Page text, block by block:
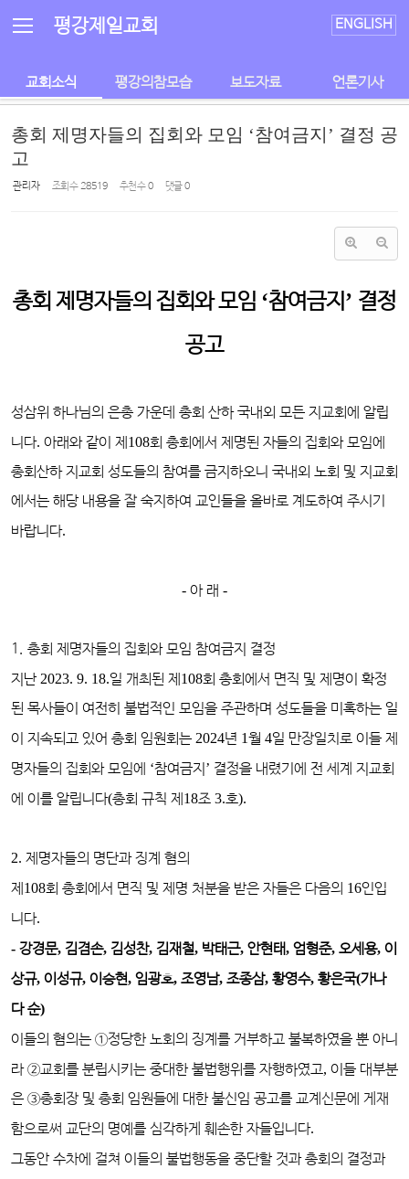
평강제일교회 ENGLISH
교회소식 평강의참모습 보도자료 언론기사
총회 제명자들의 집회와 모임 ‘참여금지’ 결정 공
고
관리자 조회 수28519 추천 수0 댓글0
총회 제명자들의 집회와 모임 ‘참여금지 ’ 결정
공고
성삼위 하나님의 은총 가운데 총회 산하 국내외 모든 지교회에 알립
니다. 아래와 같이 제 108회 총회에서 제명된 자들의 집회와 모임에
총회산하 지교회 성도들의 참여를 금지하오니 국내외 노회 및 지교회
에서는 해당 내용을 잘 숙지하여 교인들을 올바로 계도하여 주시기
바랍니다.
- 아 래 -
1. 총회 제명자들의 집회와 모임 참여금지 결정
지난 2023. 9. 18.일 개최된 제 108회 총회에서 면직 및 제명이 확정
된 목사들이 여전히 불법적인 모임을 주관하며 성도들을 미혹하는 일
이 지속되고 있어 총회 임원회는 2024년 1월 4일 만장일치로 이들 제
명자들의 집회와 모임에 ‘참여금지 ’ 결정을 내렸기에 전 세계 지교회
에 이를 알립니다(총회 규칙 제 18조 3.호).
2. 제명자들의 명단과 징계 혐의
제 108회 총회에서 면직 및 제명 처분을 받은 자들은 다음의 16인입
니다.
- 강경문, 김겸손, 김성찬, 김재철, 박태근, 안현태, 엄형준, 오세용, 이
상규, 이성규, 이승현, 임광호, 조영남, 조종삼, 황영수, 황은국(가나
다 순)
이들의 혐의는 ①정당한 노회의 징계를 거부하고 불복하였을 뿐 아니
라②교회를 분립시키는 중대한 불법행위를 자행하였고, 이들 대부분
은 ③총회장 및 총회 임원들에 대한 불신임 공고를 교계신문에 게재
함으로써 교단의 명예를 심각하게 훼손한 자들입니다.
그동안 수차에 걸쳐 이들의 불법행동을 중단할 것과 총회의 결정과